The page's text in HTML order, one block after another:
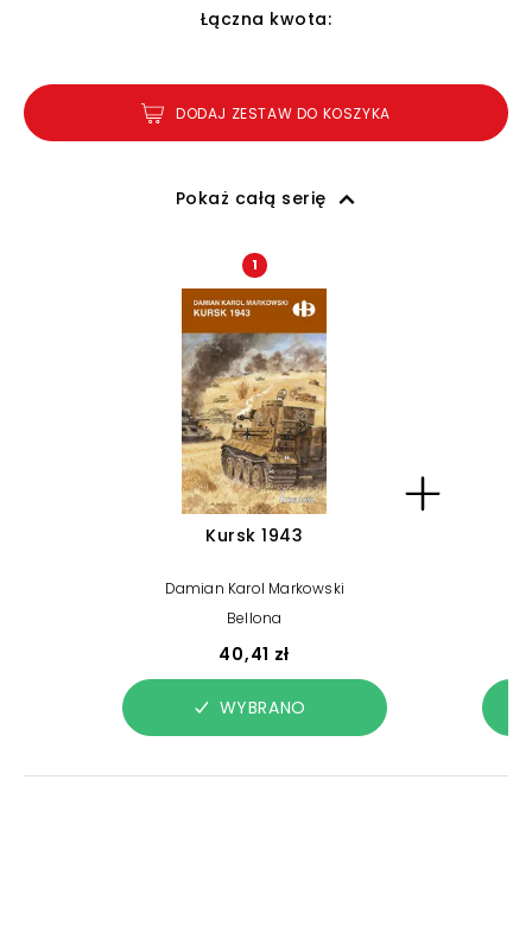
Łączna kwota:
DODAJ ZESTAW DO KOSZYKA
Pokaż całą serię
1
Kursk 1943
Damian Karol Markowski
Bellona
40,41 zł
WYBRANO